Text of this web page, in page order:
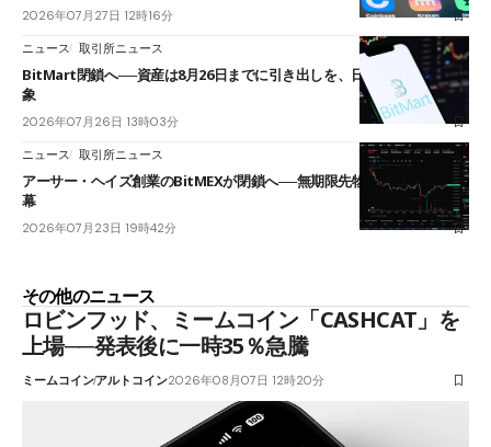
2026年07月27日 12時16分
ニュース 取引所ニュース
BitMart閉鎖へ──資産は8月26日までに引き出しを、日本人利用者も対
象
2026年07月26日 13時03分
ニュース 取引所ニュース
アーサー・ヘイズ創業のBitMEXが閉鎖へ──無期限先物を生んだ11年に
幕
2026年07月23日 19時42分
その他のニュース
ロビンフッド、ミームコイン「CASHCAT」を
上場──発表後に一時35％急騰
ミームコインアルトコイン2026年08月07日 12時20分